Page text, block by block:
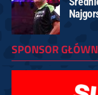
SPONSOR